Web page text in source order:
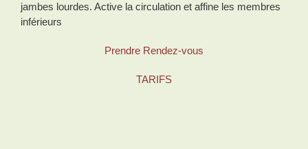
jambes lourdes. Active la circulation et affine les membres
inférieurs
Prendre Rendez-vous
TARIFS